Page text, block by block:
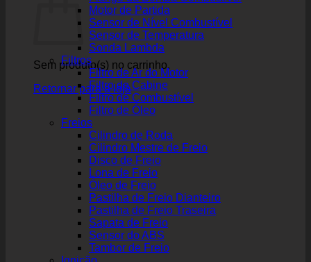
Sem produto(s) no carrinho.
Retornar para a loja
Motor de Partida
Sensor de Nível Combustível
Sensor de Temperatura
Sonda Lambda
Filtros
Filtro de Ar do Motor
Filtro de Cabine
Filtro de Combustível
Filtro de Óleo
Freios
Cilindro de Roda
Cilindro Mestre de Freio
Disco de Freio
Lona de Freio
Óleo de Freio
Pastilha de Freio Dianteiro
Pastilha de Freio Traseira
Sapata de Freio
Sensor do ABS
Tambor de Freio